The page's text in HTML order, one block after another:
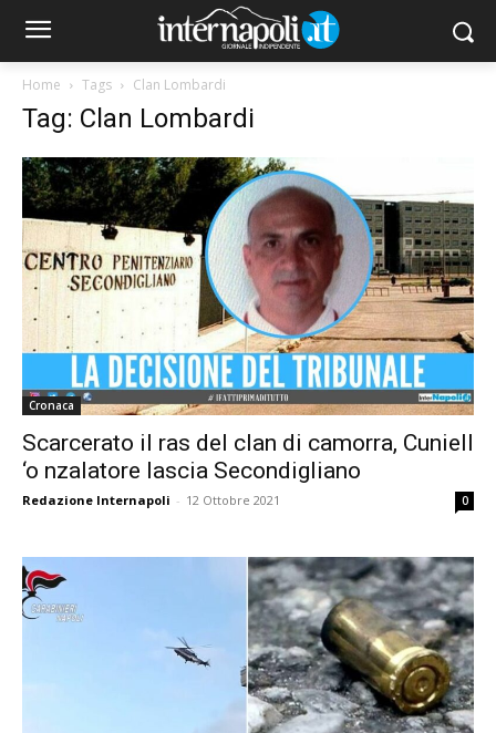
Home Tags Clan Lombardi
Tag: Clan Lombardi
Cronaca
Scarcerato il ras del clan di camorra, Cuniell
‘o nzalatore lascia Secondigliano
Redazione Internapoli - 12 Ottobre 2021 0